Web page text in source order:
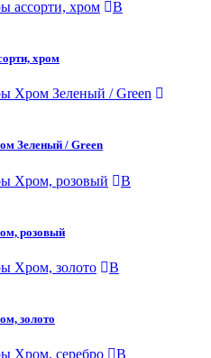
В
хром
Зеленый / Green
В
розовый
В
золото
В